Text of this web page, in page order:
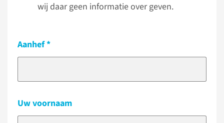
wij daar geen informatie over geven.
Aanhef
Uw voornaam